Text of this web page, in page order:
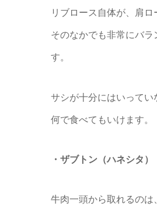
リブロース自体が、肩
そのなかでも非常にバ
す。
サシが十分にはいってい
何で食べてもいけます。
・ザブトン（ハネシタ）
牛肉一頭から取れるのは